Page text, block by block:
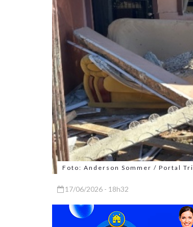
Foto: Anderson Sommer / Portal Tri
17/06/2026 - 18h32